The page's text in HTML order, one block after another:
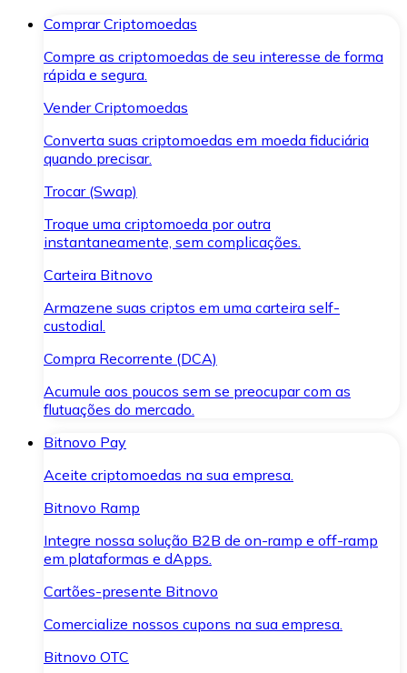
Comprar Criptomoedas
Compre as criptomoedas de seu interesse de forma
rápida e segura.
Vender Criptomoedas
Converta suas criptomoedas em moeda fiduciária
quando precisar.
Trocar (Swap)
Troque uma criptomoeda por outra
instantaneamente, sem complicações.
Carteira Bitnovo
Armazene suas criptos em uma carteira self-
custodial.
Compra Recorrente (DCA)
Acumule aos poucos sem se preocupar com as
flutuações do mercado.
Bitnovo Pay
Aceite criptomoedas na sua empresa.
Bitnovo Ramp
Integre nossa solução B2B de on-ramp e off-ramp
em plataformas e dApps.
Cartões-presente Bitnovo
Comercialize nossos cupons na sua empresa.
Bitnovo OTC